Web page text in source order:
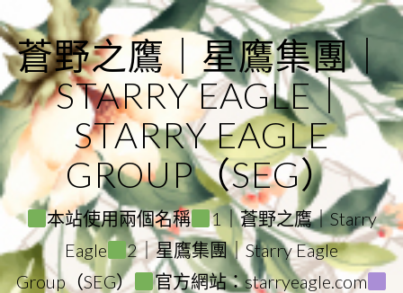
to
content
蒼野之鷹｜星鷹集團｜
STARRY EAGLE｜
STARRY EAGLE
GROUP（SEG）
本站使用兩個名稱
1｜蒼野之鷹｜Starry
Eagle
2｜星鷹集團｜Starry Eagle
Group（SEG）
官方網站：starryeagle.com